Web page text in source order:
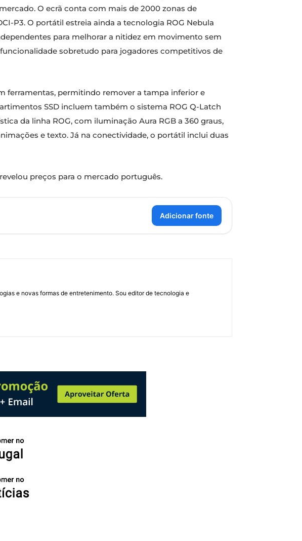
O ecrã conta com mais de 2000 zonas de
P3. O portátil estreia ainda a tecnologia ROG Nebula
para melhorar a nitidez em movimento sem
sobretudo para jogadores competitivos de
ferramentas, permitindo remover a tampa inferior e
SSD incluem também o sistema ROG Q-Latch
da linha ROG, com iluminação Aura RGB a 360 graus,
e texto. Já na conectividade, o portátil inclui duas
preços para o mercado português.
Adicionar fonte
e novas formas de entretenimento. Sou editor de tecnologia e